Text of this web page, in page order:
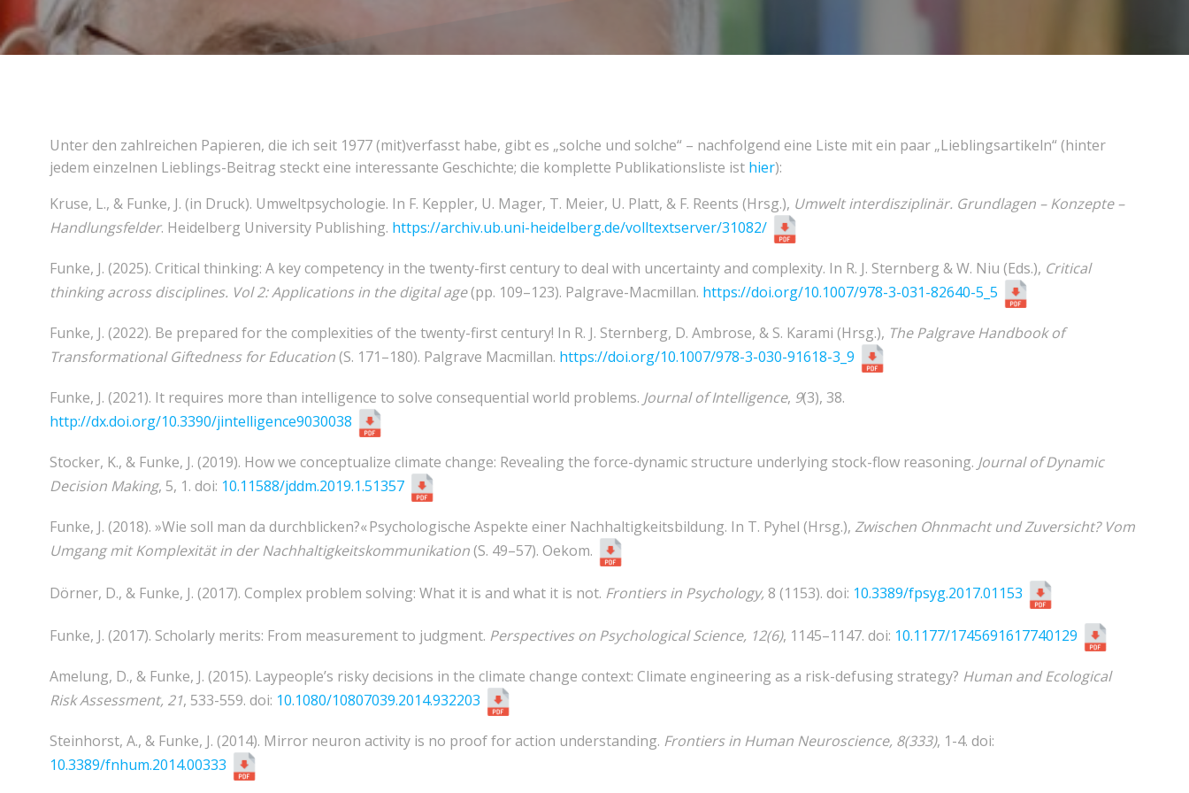
Unter den zahlreichen Papieren, die ich seit 1977 (mit)verfasst habe, gibt es „solche und solche“ – nachfolgend eine Liste mit ein paar „Lieblingsartikeln“ (hinter
jedem einzelnen Lieblings-Beitrag steckt eine interessante Geschichte; die komplette Publikationsliste ist hier):
Kruse, L., & Funke, J. (in Druck). Umweltpsychologie. In F. Keppler, U. Mager, T. Meier, U. Platt, & F. Reents (Hrsg.), Umwelt interdisziplinär. Grundlagen – Konzepte –
Handlungsfelder. Heidelberg University Publishing. https://archiv.ub.uni-heidelberg.de/volltextserver/31082/
Funke, J. (2025). Critical thinking: A key competency in the twenty-first century to deal with uncertainty and complexity. In R. J. Sternberg & W. Niu (Eds.), Critical
thinking across disciplines. Vol 2: Applications in the digital age(pp. 109–123). Palgrave-Macmillan. https://doi.org/10.1007/978-3-031-82640-5_5
Funke, J. (2022). Be prepared for the complexities of the twenty-first century! In R. J. Sternberg, D. Ambrose, & S. Karami (Hrsg.), The Palgrave Handbook of
Transformational Giftedness for Education(S. 171–180). Palgrave Macmillan. https://doi.org/10.1007/978-3-030-91618-3_9
Funke, J. (2021). It requires more than intelligence to solve consequential world problems. Journal of Intelligence, 9(3), 38.
http://dx.doi.org/10.3390/jintelligence9030038
Stocker, K., & Funke, J. (2019). How we conceptualize climate change: Revealing the force-dynamic structure underlying stock-flow reasoning. Journal of Dynamic
Decision Making, 5, 1. doi: 10.11588/jddm.2019.1.51357
Funke, J. (2018). »Wie soll man da durchblicken?« Psychologische Aspekte einer Nachhaltigkeitsbildung. In T. Pyhel (Hrsg.), Zwischen Ohnmacht und Zuversicht? Vom
Umgang mit Komplexität in der Nachhaltigkeitskommunikation(S. 49–57). Oekom.
Dörner, D., & Funke, J. (2017). Complex problem solving: What it is and what it is not. Frontiers in Psychology, 8 (1153). doi: 10.3389/fpsyg.2017.01153
Funke, J. (2017). Scholarly merits: From measurement to judgment. Perspectives on Psychological Science, 12(6), 1145–1147. doi: 10.1177/1745691617740129
Amelung, D., & Funke, J. (2015). Laypeople’s risky decisions in the climate change context: Climate engineering as a risk-defusing strategy? Human and Ecological
Risk Assessment, 21, 533-559. doi: 10.1080/10807039.2014.932203
Steinhorst, A., & Funke, J. (2014). Mirror neuron activity is no proof for action understanding. Frontiers in Human Neuroscience, 8(333), 1-4. doi:
10.3389/fnhum.2014.00333